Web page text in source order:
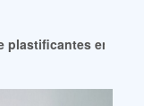
plastificante de
plastificantes en